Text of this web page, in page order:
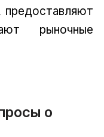
предоставляют
рыночные
о